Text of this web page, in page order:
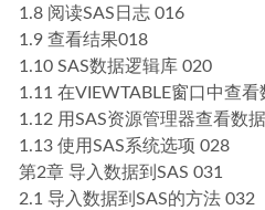
1.8 阅读SAS日志 016
1.9 查看结果018
1.10 SAS数据逻辑库 020
1.11 在VIEWTABLE窗口中查
1.12 用SAS资源管理器查看数
1.13 使用SAS系统选项 028
第2章 导入数据到SAS 031
2.1 导入数据到SAS的方法 032